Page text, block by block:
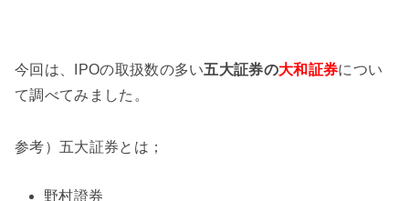
今回は、IPOの取扱数の多い五大証券の大和証券につい
て調べてみました。
参考）五大証券とは；
野村證券